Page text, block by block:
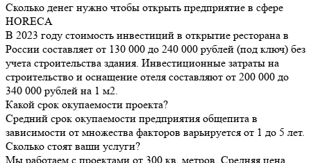
Сколько денег нужно чтобы открыть предприятие в сфере
HORECA
В 2023 году стоимость инвестиций в открытие ресторана в
России составляет от 130 000 до 240 000 рублей (под ключ) без
учета строительства здания. Инвестиционные затраты на
строительство и оснащение отеля составляют от 200 000 до
340 000 рублей на 1 м2.
Какой срок окупаемости проекта?
Средний срок окупаемости предприятия общепита в
зависимости от множества факторов варьируется от 1 до 5 лет.
Сколько стоят ваши услуги?
Мы работаем с проектами от 300 кв. метров. Средняя цена